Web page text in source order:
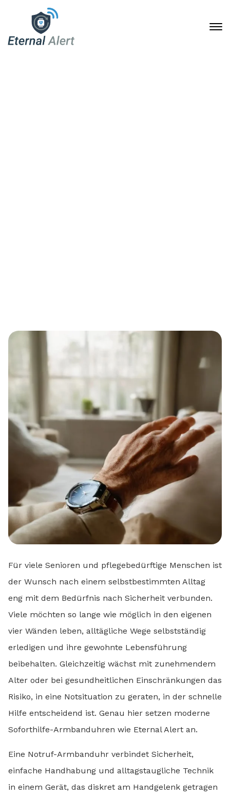
Für viele Senioren und pflegebedürftige Menschen ist
der Wunsch nach einem selbstbestimmten Alltag
eng mit dem Bedürfnis nach Sicherheit verbunden.
Viele möchten so lange wie möglich in den eigenen
vier Wänden leben, alltägliche Wege selbstständig
erledigen und ihre gewohnte Lebensführung
beibehalten. Gleichzeitig wächst mit zunehmendem
Alter oder bei gesundheitlichen Einschränkungen das
Risiko, in eine Notsituation zu geraten, in der schnelle
Hilfe entscheidend ist. Genau hier setzen moderne
Soforthilfe-Armbanduhren wie Eternal Alert an.
Eine Notruf-Armbanduhr verbindet Sicherheit,
einfache Handhabung und alltagstaugliche Technik
in einem Gerät, das diskret am Handgelenk getragen